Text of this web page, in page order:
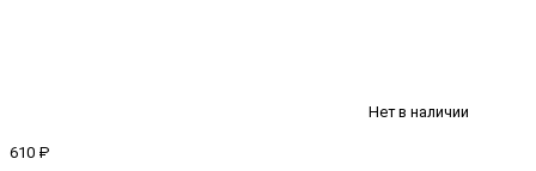
Нет в наличии
610 ₽